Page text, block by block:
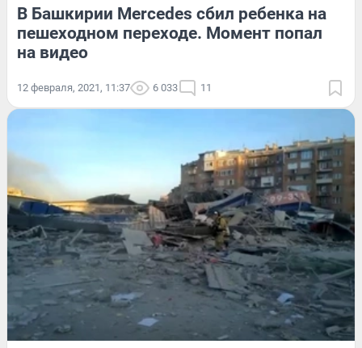
В Башкирии Mercedes сбил ребенка на
пешеходном переходе. Момент попал
на видео
12 февраля, 2021, 11:37 6 033 11